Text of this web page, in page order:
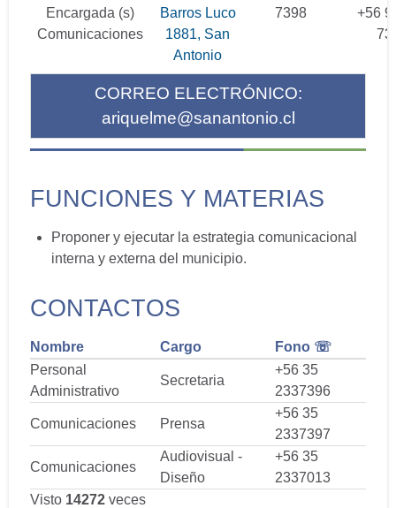
Encargada (s)
Comunicaciones
Barros Luco
1881, San
Antonio
7398
+56 9
CORREO ELECTRÓNICO:
ariquelme@sanantonio.cl
FUNCIONES Y MATERIAS
Proponer y ejecutar la estrategia comunicacional
interna y externa del municipio.
CONTACTOS
Nombre Cargo
Fono ☏
Personal
Administrativo
Secretaria
+56 35
2337396
Comunicaciones Prensa
+56 35
2337397
Comunicaciones
Audiovisual -
Diseño
+56 35
2337013
Visto 14272 veces